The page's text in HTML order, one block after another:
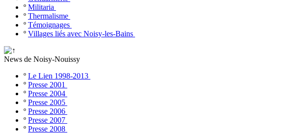
º Militaria
º Thermalisme
º Témoignages
º Villages liés avec Noisy-les-Bains
News de Noisy-Nouissy
º Le Lien 1998-2013
º Presse 2001
º Presse 2004
º Presse 2005
º Presse 2006
º Presse 2007
º Presse 2008